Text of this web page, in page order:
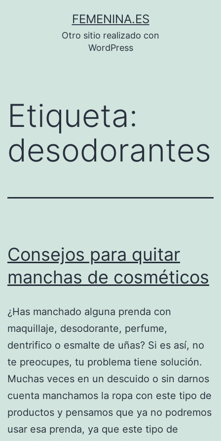
FEMENINA.ES
Otro sitio realizado con
WordPress
Etiqueta:
desodorantes
Consejos para quitar
manchas de cosméticos
¿Has manchado alguna prenda con
maquillaje, desodorante, perfume,
dentrifico o esmalte de uñas? Si es así, no
te preocupes, tu problema tiene solución.
Muchas veces en un descuido o sin darnos
cuenta manchamos la ropa con este tipo de
productos y pensamos que ya no podremos
usar esa prenda, ya que este tipo de